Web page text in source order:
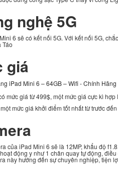
nghệ 5G
6 sẽ có kết nối 5G. Với kết nối 5G,
Táo
giá
mức giá từ 499$, một mức giá cực kì
mức giá khởi điểm tốt nhất từ trước
của iPad Mini 6 sẽ là 12MP, khẩu độ
động y như 1 chân quay tự động,
này hướng đến sự chuyên nghiệp, tiện